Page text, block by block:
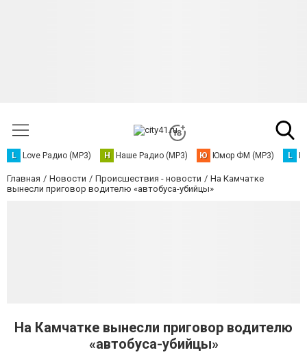
L Love Радио (MP3) Н Наше Радио (MP3) Ю Юмор ФМ (MP3) L
Главная Новости Происшествия - новости
На Камчатке
вынесли приговор водителю «автобуса-убийцы»
На Камчатке вынесли приговор водителю
«автобуса-убийцы»